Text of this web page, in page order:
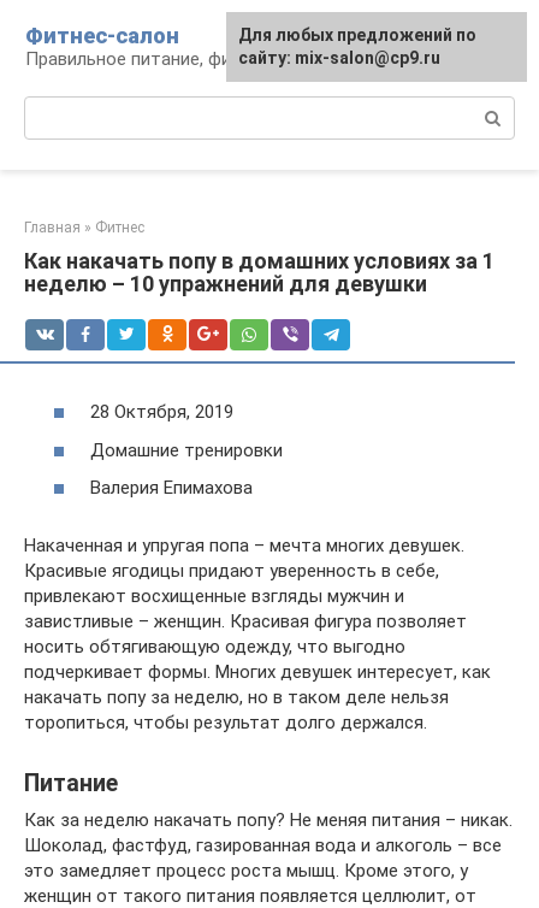
контенту
Фитнес-салон
Правильное питание, фитнес, образ жизни
Главная » Фитнес
Как накачать попу в домашних условиях за 1
неделю – 10 упражнений для девушки
28 Октября, 2019
Домашние тренировки
Валерия Епимахова
Накаченная и упругая попа – мечта многих девушек.
Красивые ягодицы придают уверенность в себе,
привлекают восхищенные взгляды мужчин и
завистливые – женщин. Красивая фигура позволяет
носить обтягивающую одежду, что выгодно
подчеркивает формы. Многих девушек интересует, как
накачать попу за неделю, но в таком деле нельзя
торопиться, чтобы результат долго держался.
Питание
Как за неделю накачать попу? Не меняя питания – никак.
Шоколад, фастфуд, газированная вода и алкоголь – все
это замедляет процесс роста мышц. Кроме этого, у
женщин от такого питания появляется целлюлит, от
Для любых предложений по
сайту: mix-salon@cp9.ru